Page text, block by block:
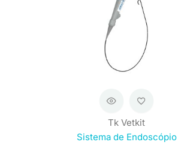
Tk Vetkit
Sistema de Endoscópio